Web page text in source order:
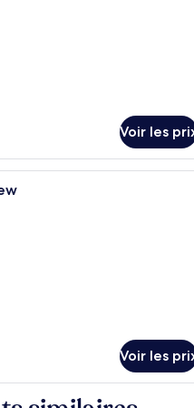
Voir les
Superior Twin with View |
Voir les